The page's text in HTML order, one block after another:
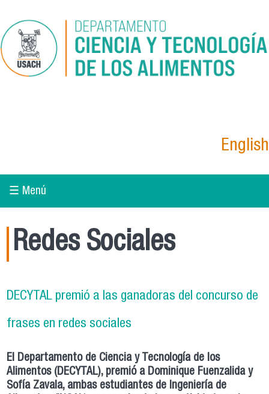
English
☰ Menú
Redes Sociales
DECYTAL premió a las ganadoras del concurso de
frases en redes sociales
El Departamento de Ciencia y Tecnología de los
Alimentos (DECYTAL), premió a Dominique Fuenzalida y
Sofía Zavala, ambas estudiantes de Ingeniería de